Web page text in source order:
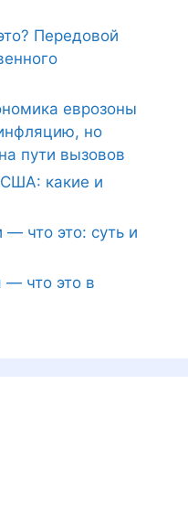
Передовой
еврозоны
но
пути вызовов
какие и
— что это: суть и
— что это в